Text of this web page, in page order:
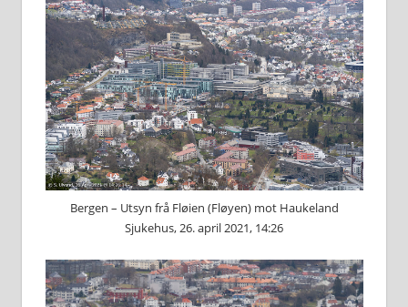
Bergen – Utsyn frå Fløien (Fløyen) mot Haukeland
Sjukehus, 26. april 2021, 14:26